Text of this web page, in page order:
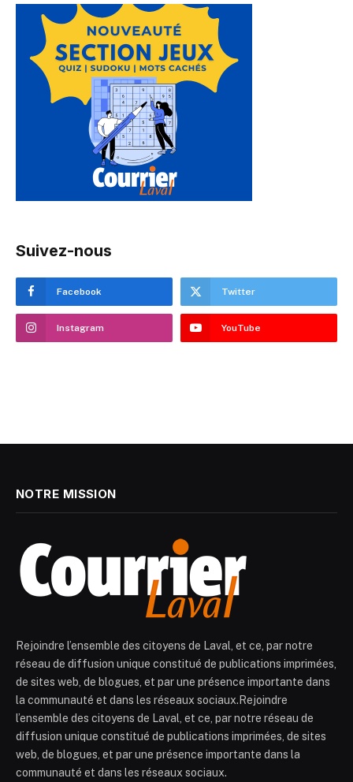
Suivez-nous
Facebook Twitter
Instagram YouTube
NOTRE MISSION
Rejoindre l’ensemble des citoyens de Laval, et ce, par notre
réseau de diffusion unique constitué de publications imprimées,
de sites web, de blogues, et par une présence importante dans
la communauté et dans les réseaux sociaux.Rejoindre
l’ensemble des citoyens de Laval, et ce, par notre réseau de
diffusion unique constitué de publications imprimées, de sites
web, de blogues, et par une présence importante dans la
communauté et dans les réseaux sociaux.